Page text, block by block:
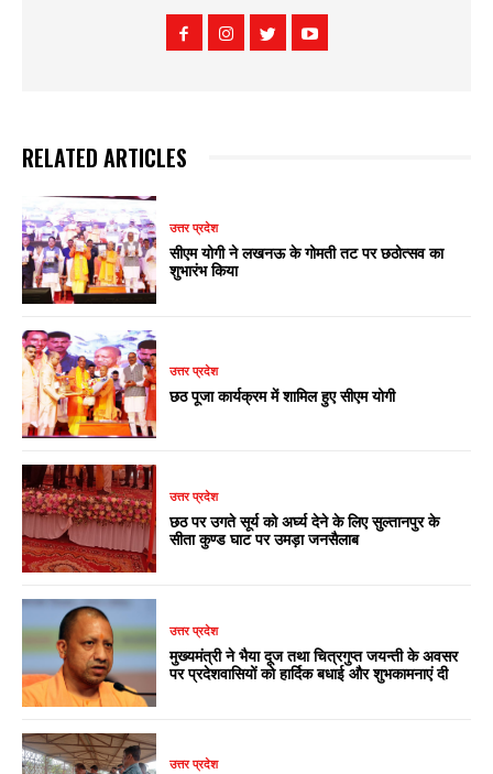
RELATED ARTICLES
उत्तर प्रदेश
सीएम योगी ने लखनऊ के गोमती तट पर छठोत्सव का
शुभारंभ किया
उत्तर प्रदेश
छठ पूजा कार्यक्रम में शामिल हुए सीएम योगी
उत्तर प्रदेश
छठ पर उगते सूर्य को अर्घ्य देने के लिए सुल्तानपुर के
सीता कुण्ड घाट पर उमड़ा जनसैलाब
उत्तर प्रदेश
मुख्यमंत्री ने भैया दूज तथा चित्रगुप्त जयन्ती के अवसर
पर प्रदेशवासियों को हार्दिक बधाई और शुभकामनाएं दी
उत्तर प्रदेश